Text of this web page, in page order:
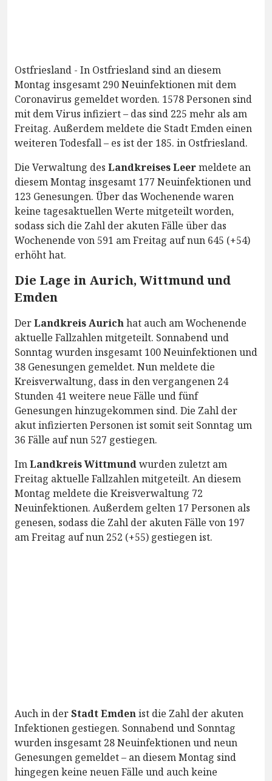
Ostfriesland - In Ostfriesland sind an diesem
Montag insgesamt 290 Neuinfektionen mit dem
Coronavirus gemeldet worden. 1578 Personen sind
mit dem Virus infiziert – das sind 225 mehr als am
Freitag. Außerdem meldete die Stadt Emden einen
weiteren Todesfall – es ist der 185. in Ostfriesland.
Die Verwaltung des Landkreises Leermeldete an
diesem Montag insgesamt 177 Neuinfektionen und
123 Genesungen. Über das Wochenende waren
keine tagesaktuellen Werte mitgeteilt worden,
sodass sich die Zahl der akuten Fälle über das
Wochenende von 591 am Freitag auf nun 645 (+54)
erhöht hat.
Die Lage in Aurich, Wittmund und
Emden
DerLandkreis Aurichhat auch am Wochenende
aktuelle Fallzahlen mitgeteilt. Sonnabend und
Sonntag wurden insgesamt 100 Neuinfektionen und
38 Genesungen gemeldet. Nun meldete die
Kreisverwaltung, dass in den vergangenen 24
Stunden 41 weitere neue Fälle und fünf
Genesungen hinzugekommen sind. Die Zahl der
akut infizierten Personen ist somit seit Sonntag um
36 Fälle auf nun 527 gestiegen.
ImLandkreis Wittmundwurden zuletzt am
Freitag aktuelle Fallzahlen mitgeteilt. An diesem
Montag meldete die Kreisverwaltung 72
Neuinfektionen. Außerdem gelten 17 Personen als
genesen, sodass die Zahl der akuten Fälle von 197
am Freitag auf nun 252 (+55) gestiegen ist.
Auch in derStadt Emdenist die Zahl der akuten
Infektionen gestiegen. Sonnabend und Sonntag
wurden insgesamt 28 Neuinfektionen und neun
Genesungen gemeldet – an diesem Montag sind
hingegen keine neuen Fälle und auch keine